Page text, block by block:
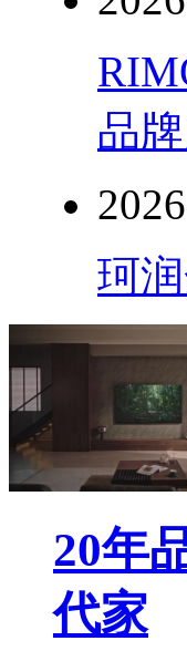
品
珂
20年
代家